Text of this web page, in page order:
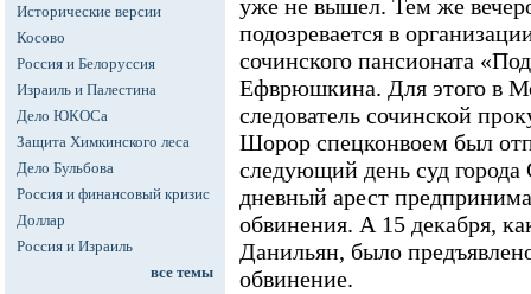
Исторические версии
Косово
Россия и Белоруссия
Израиль и Палестина
Дело ЮКОСа
Защита Химкинского леса
Дело Бульбова
Россия и финансовый кризис
Доллар
Россия и Израиль
все темы
уже не вышел. Тем же
подозревается в
сочинского пансионата
Ефврюшкина. Для этого в
следователь сочинской
Шорор спецконвоем был
следующий день суд
дневный арест
обвинения. А 15 декабря,
Данильян, было
обвинение.